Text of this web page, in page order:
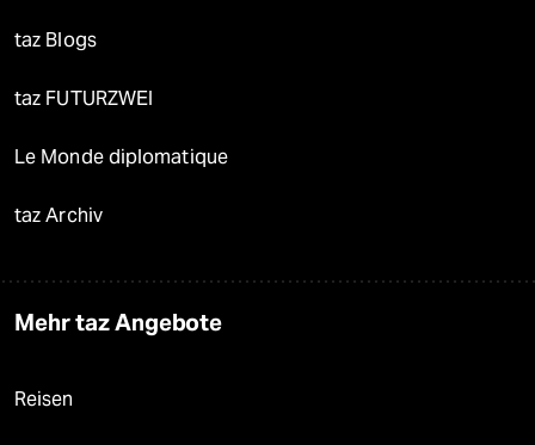
taz Blogs
taz FUTURZWEI
Le Monde diplomatique
taz Archiv
Mehr taz Angebote
Reisen